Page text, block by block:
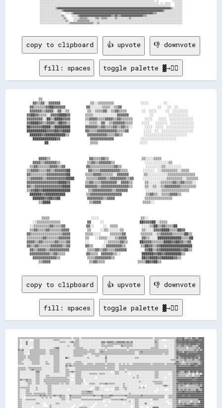
░░░░░░░░░░░░░░░░▒▒▓▓▓▓▓▓▓▓▓▓▓▓▓▓▓▓▓▓▓▓▓▓▓▓▓▓▓▓▓▓▓▓▓▓▓▓▓▓▓▓▓▓▓▓▓▓▓▓▓▓▓▓▓▓▓▓▓▓▓▓▓▓▓▓▓▓▓▓▓▓▓▓▓▓▓▓▓▓▓▓▓▓▓▓▓▓▓▓▓▓▓▓▓▓▓▓▓▓▓▓▓▓▓▓▓▓▓▓▓▓▓▓▓▓▒▒░░░░░░░░░░
░░░░░░░░░░░░░░░░░░░░░░▒▒▓▓▓▓▓▓▓▓▓▓▓▓▓▓▓▓▓▓▓▓▓▓▓▓▓▓▓▓▓▓▓▓▓▓▓▓▓▓▓▓▓▓▓▓▓▓▓▓▓▓▓▓▓▓▓▓▓▓▓▓▓▓▓▓▓▓▓▓▓▓▓▓▓▓▓▓▓▓▓▓▓▓▓▓▓▓▓▓▓▓▓▓▓▓▓▓▓▓▓▓▒▒░░░░░░░░░░░░░░░░░░
░░░░░░░░░░░░░░░░░░░░░░    ░░░░░░▒▒▓▓▓▓▓▓▓▓▓▓▓▓▓▓▓▓▓▓▓▓▓▓▓▓▓▓▓▓▓▓▓▓▓▓▓▓▓▓▓▓▓▓▓▓▓▓▓▓▓▓▓▓▓▓▓▓▓▓▓▓▓▓▓▓▓▓▓▓▓▓▓▓▓▓▓▓▓▓▓▓▒▒▒▒░░░░░░░░░░░░░░░░░░░░░░░░░░
░░░░░░░░░░░░░░░░░░░░░░▒▒░░      ░░░░░░▒▒▓▓▓▓▓▓▓▓▓▓▓▓▓▓▓▓▓▓▓▓▓▓▓▓▓▓▓▓▓▓▓▓▒▒▒▒▓▓▒▒▒▒▓▓▓▓▓▓▓▓▓▓▓▓▓▓▓▓▓▓▓▓▓▓▒▒▒▒░░░░░░░░░░░░░░░░░░░░░░░░░░░░░░░░░░░░
░░░░░░░░░░░░░░░░░░░░░░░░▒▒░░      ░░░░░░▒▒▒▒▒▒▒▒░░░░░░░░▒▒▒▒░░▒▒▒▒▒▒░░░░░░░░▒▒░░░░░░░░░░░░▒▒░░░░░░░░░░░░░░░░░░░░░░░░░░░░░░░░░░░░░░░░░░░░░░░░░░░░
░░░░░░░░░░░░░░░░░░░░░░░░░░▒▒░░    ░░░░▒▒▒▒▒▒▒▒▒▒▒▒░░░░░░░░░░░░░░░░░░░░░░░░░░░░░░░░░░░░░░░░░░░░░░░░░░░░░░░░░░░░░░░░░░░░░░░░░░░░░░░░░░░░░░░░░░░░░░
copy to clipboard 👍 upvote 👎 downvote
fill: spaces toggle palette ▓→✊🏽
          ▒▒
      ▓▓▒▒▓▓░░▓▓▓▓▓▓                    ▒▒░░▒▒▒▒▒▒▒▒                  ░░░░          ░░
    ▓▓▒▒▒▒▒▒▓▓██▓▓▓▓▓▓              ▓▓░░░░░░▒▒▒▒░░▒▒▓▓                        ░░    ░░  ░░
    ▓▓▓▓▓▓▒▒▓▓▓▓░░▓▓░░▒▒            ▒▒░░▒▒▒▒▓▓░░▒▒▓▓▒▒▒▒          ░░  ░░░░      ░░  ░░░░░░░░
  ▓▓██▓▓▒▒▒▒░░▓▓▓▓████▓▓          ▒▒▒▒░░░░░░░░░░░░▓▓▓▓▓▓              ░░          ░░░░░░░░░░
  ▓▓▓▓▓▓▓▓░░██▒▒████▓▓▓▓          ▒▒▓▓▓▓▒▒▒▒▓▓▓▓▒▒▓▓▒▒▒▒▒▒        ░░░░    ░░░░  ░░░░░░░░░░░░
  ▓▓████▓▓▒▒▓▓▓▓▒▒██▓▓▒▒          ░░▒▒▒▒░░▓▓░░▒▒▓▓▓▓▓▓▒▒▒▒      ░░░░    ░░░░░░  ░░░░░░░░░░░░
  ██▓▓▓▓▓▓████▒▒████████          ▓▓▓▓▓▓▒▒▓▓▒▒▒▒▓▓▒▒▓▓▒▒░░        ░░░░  ░░░░  ░░░░░░░░░░░░░░
  ██████████▓▓▓▓██▓▓████          ▓▓▒▒▒▒▓▓▓▓▓▓▓▓▓▓▒▒▒▒▓▓          ░░░░  ░░  ░░░░░░░░░░░░░░░░
    ██████▓▓██████████▒▒            ▓▓▓▓▓▓▓▓▓▓▒▒▒▒▓▓▒▒              ░░░░░░░░░░░░░░░░░░░░░░
      ████████████▓▓                    ▓▓▓▓▓▓▓▓▓▓▓▓                  ░░░░░░░░░░░░░░░░░░
              ██                            ▒▒▒▒                            ░░░░
          ▓▓▓▓▒▒                          ▓▓▒▒▒▒▓▓▒▒                      ▒▒░░░░▒▒▒▒
      ▓▓▓▓▒▒▓▓▓▓▓▓▒▒                  ▒▒▓▓▒▒▓▓▓▓▓▓▒▒                    ░░░░░░░░░░░░▒▒
    ▒▒▓▓▒▒▒▒▒▒▓▓▓▓▒▒▓▓              ▓▓▒▒▒▒▒▒▒▒▒▒▒▒▓▓▒▒                ░░░░░░░░▒▒░░░░░░░░
  ▒▒▓▓▓▓▒▒▒▒▓▓▒▒▓▓▓▓▓▓██            ▓▓▒▒▒▒▓▓▓▓▓▓▓▓▓▓▒▒▒▒          ░░░░░░  ░░▒▒▒▒▒▒▒▒░░▒▒▒▒
  ▓▓▒▒▒▒▒▒▒▒▓▓▓▓▓▓▓▓▓▓██          ▒▒▒▒▓▓▓▓▒▒▒▒▒▒░░▓▓▓▓▓▓          ▒▒░░░░░░░░░░▒▒▒▒▒▒▒▒▒▒▒▒▒▒
  ▒▒▓▓▓▓▓▓▒▒▓▓▓▓▓▓▓▓▓▓████        ▒▒▒▒▒▒▓▓▓▓▒▒▓▓▓▓▓▓▓▓▒▒▓▓      ░░░░░░░░░░░░▒▒▒▒▒▒▒▒░░▒▒▒▒▒▒
  ▓▓▓▓▓▓▓▓▓▓▓▓▓▓▓▓████▓▓          ▒▒▓▓▒▒▒▒▓▓▓▓▓▓▓▓░░▓▓▓▓▒▒        ▒▒░░░░░░▒▒▒▒▒▒▓▓▒▒▓▓▒▒▒▒░░
  ▓▓▒▒▓▓▓▓▓▓▓▓▓▓▓▓▓▓████          ▓▓▓▓▓▓▒▒▓▓▓▓▓▓▓▓▓▓▓▓▓▓▒▒        ▒▒░░▒▒░░▒▒▓▓▓▓▓▓▓▓▒▒▒▒▒▒▒▒
  ▒▒▓▓██▓▓██████████████            ▒▒▓▓▓▓▓▓▓▓▓▓▒▒▓▓▓▓▓▓            ░░░░░░░░▒▒▒▒▒▒▒▒▒▒▒▒▒▒
    ██████▓▓██████████              ▒▒▓▓▓▓▓▓▓▓▓▓▓▓▓▓▓▓                ▒▒▓▓▒▒░░▒▒▒▒▓▓▓▓▒▒
      ██████▓▓██▓▓██                  ▓▓▓▓▓▓▓▓▒▒▓▓▓▓                    ▒▒▒▒▒▒▒▒▒▒▒▒▒▒
          ▒▒████                          ▒▒▓▓▓▓                            ▒▒▒▒░░
            ▒▒▒▒                            ░░░░                            ▒▒░░
      ░░▒▒▒▒▒▒▒▒▒▒▒▒                  ▓▓      ░░                        ██▓▓▓▓██░░▒▒▒▒
    ░░▒▒▒▒▒▒▒▒▓▓▒▒▒▒▓▓              ▓▓░░      ░░  ▒▒▒▒                ░░░░▒▒██▒▒▓▓▒▒▒▒██
    ▒▒▓▓▒▒▒▒▓▓▒▒▒▒▒▒▓▓▓▓            ▒▒      ░░▒▒░░░░░░▒▒            ▒▒░░░░▓▓▓▓████▒▒▒▒██▓▓
  ▓▓▒▒▒▒▒▒▒▒▒▒▒▒▒▒▒▒▓▓▓▓          ▒▒▒▒░░░░      ▒▒▒▒▒▒▓▓          ▒▒▒▒▒▒░░▒▒▓▓▓▓▓▓▒▒▒▒▒▒██▒▒
  ▒▒▒▒▒▒▒▒▓▓▒▒▒▒▒▒▓▓▓▓▓▓          ▒▒    ░░▒▒▒▒░░░░▒▒▓▓▓▓          ▓▓▒▒░░░░████████████▒▒▒▒██
  ▓▓▓▓▒▒▓▓▒▒▒▒▒▒▓▓▒▒▒▒▓▓          ░░          ░░▒▒▒▒▒▒▓▓▒▒        ██▓▓▓▓▒▒▒▒▒▒████▓▓██▓▓▒▒▓▓
  ▓▓▒▒▓▓▒▒▒▒▒▒▓▓▓▓▓▓▒▒▓▓          ▓▓▒▒      ░░▓▓▓▓▓▓▓▓▒▒          ▒▒██▓▓▒▒▓▓████████████████
    ▓▓▒▒▓▓▓▓▒▒▓▓▓▓▓▓▓▓▓▓            ▒▒▒▒▓▓▒▒▓▓▒▒▒▒▓▓▓▓▓▓            ▓▓██▒▒▓▓██████████▓▓██▒▒
    ▓▓▓▓▓▓▓▓▓▓▒▒▓▓▒▒▒▒              ▓▓▒▒▒▒  ▓▓▓▓▓▓▒▒░░              ██████▓▓██▓▓████████▒▒
      ▓▓▓▓▓▓▓▓▓▓▓▓▒▒                  ▒▒▒▒▓▓▓▓▓▓▓▓▒▒                  ██▓▓████▓▓██████▓▓▒▒
copy to clipboard 👍 upvote 👎 downvote
fill: spaces toggle palette ▓→✊🏽
▒▒▒▒▒▒▒▒▒▒▒▒▒▒▒▒▒▒▒▒▒▒▒▒▒▒▒▒▒▒▒▒▒▒▒▒▒▒▒▒▒▒▒▒▒▒▒▒▒▒▒▒▒▒░░▒▒▒▒▒▒░░▒▒▒▒▒▒▒▒▒▒▒▒▒▒▒▒▒▒▒▒▒▒▒▒▒▒▒▒▒▒▒▒▒▒▒▒▒▒▒▒▒▒▒▒▒▒▒▒▒▒▒▒▒▒▒▒▒▒▒▒▒▒▒▒▒▒▒▒▒▒▒▒░░▒▒▒▒▒▒▒▒▒▒▒▒▒▒▒▒▒▒▒▒▒▒▓▓▓▓▓▓██▒▒▒▒▓▓▒▒██▓▓▒▒██████
▒▒  ░░░░░░░░    ▒▒▒▒▒▒░░░░░░░░░░░░░░▒▒▒▒▒▒░░░░░░░░░░░░░░░░▒▒▒▒░░░░░░░░░░░░░░░░░░░░░░░░░░░░░░░░░░░░░░░░░░░░░░░░░░░░░░░░░░░░░░░░░░░░░░░░░░░░▒▒▒▒░░░░    ░░░░░░░░▒▒██▓▓▓▓██▓▓██▓▓▓▓▓▓████▓▓▓▓██
▒▒░░░░░░▓▓░░░░░░▒▒▒▒▒▒░░░░░░░░░░░░░░░░░░░░▒▒▒▒▒▒░░░░▒▒▓▓▒▒▒▒▒▒░░░░░░░░░░░░░░░░░░░░░░▓▓▓▓▒▒▓▓▓▓▓▓▒▒▒▒▓▓▓▓▓▓▓▓▒▒▓▓▒▒▓▓░░░░░░░░░░░░░░░░░░░░░░▓▓▒▒░░░░░░░░░░░░░░░░▒▒████████████████████████████
▒▒░░░░░░▓▓░░░░░░▒▒▒▒▒▒░░░░░░░░░░░░░░░░░░░░░░░░░░░░░░░░░░▒▒▒▒▒▒░░░░░░░░░░░░░░░░░░░░░░▒▒▒▒░░▒▒▒▒▒▒▒▒▒▒▒▒▒▒▒▒▒▒▒▒▒▒▒▒▒▒░░░░░░░░░░░░░░░░░░░░░░▒▒▒▒░░░░░░░░░░░░░░░░▒▒▓▓▓▓▓▓██▓▓██▓▓██████▓▓▓▓████
▒▒  ░░░░░░░░░░░░▒▒▒▒▒▒░░░░░░░░░░░░░░░░░░░░░░░░░░░░▒▒░░░░▒▒▒▒▒▒░░░░░░░░░░░░░░░░░░░░░░▒▒▒▒▒▒▒▒▒▒▒▒░░░░░░░░▓▓▒▒▒▒▒▒▒▒▒▒░░░░░░░░░░░░░░░░░░░░░░▒▒▒▒░░░░░░  ░░░░░░░░▒▒▓▓▒▒▓▓▓▓▒▒▒▒▓▓▓▓▒▒▒▒▒▒██████
▒▒░░░░░░░░░░  ░░▒▒▒▒▒▒░░░░░░░░░░░░░░▒▒▓▓▓▓░░░░░░░░░░░░░░░░▒▒▒▒▒▒▒▒░░░░░░░░░░░░░░░░░░░░░░▒▒░░░░░░░░░░░░░░░░░░░░▒▒░░░░░░░░░░░░░░░░░░░░░░▒▒▒▒▒▒▒▒░░░░░░░░░░░░░░░░▒▒▒▒▒▒▒▒▒▒▒▒░░▒▒▒▒▒▒▒▒▓▓▒▒████
▓▓▒▒▓▓░░░░░░▒▒▒▒▒▒▒▒▒▒▒▒▒▒▒▒░░░░▒▒▒▒▒▒▒▒▒▒░░░░░░░░░░░░░░▒▒▒▒▒▒▒▒▒▒▒▒▒▒░░▒▒▒▒▒▒░░░░▒▒▒▒▒▒░░▒▒▒▒▒▒▒▒▒▒▒▒▒▒▒▒▒▒▒▒░░▒▒▒▒▒▒▒▒▒▒▒▒▒▒▒▒▒▒▒▒▒▒▒▒▒▒▒▒▒▒▒▒▒▒▒▒▒▒▒▒░░░░░░▒▒▓▓▒▒▒▒▒▒▒▒▒▒▒▒▒▒▒▒▓▓▒▒▓▓▒▒██
▒▒▒▒▒▒░░░░░░▒▒▒▒▒▒▒▒▒▒▒▒▒▒▒▒░░░░▒▒▒▒▒▒▒▒▒▒░░░░░░░░░░░░░░▒▒▒▒▒▒▒▒▒▒▒▒▒▒▒▒▒▒▒▒▒▒░░░░▒▒▓▓▒▒▒▒▒▒▒▒▒▒▒▒▒▒▒▒▒▒▒▒▒▒▒▒▒▒▒▒▒▒▒▒░░░░▒▒▓▓▒▒▒▒▒▒▒▒▒▒▒▒▒▒▒▒▒▒▒▒▒▒▒▒▒▒░░░░░░▒▒██▓▓▓▓▒▒██▓▓▓▓▓▓▓▓▓▓▓▓██████
▒▒▒▒▒▒░░░░  ▒▒▒▒▒▒▒▒▒▒▒▒▒▒▒▒░░░░▒▒▒▒▒▒▒▒▒▒░░░░░░░░░░░░░░▒▒▒▒▒▒▒▒▒▒▒▒▒▒░░░░▒▒▒▒▒▒▒▒▒▒▒▒▒▒▒▒▒▒▒▒▒▒▒▒▒▒▒▒▒▒▒▒▒▒▒▒▒▒▒▒▒▒▒▒░░░░▒▒▒▒▒▒▒▒▒▒▒▒▒▒▒▒▒▒▒▒▒▒▒▒░░▒▒▒▒░░░░░░▒▒██████████▓▓████████████████
▒▒▒▒▒▒▒▒░░▒▒▒▒▒▒▒▒▒▒▒▒░░░░░░░░░░░░░░▒▒▒▒▒▒░░░░░░░░░░░░░░▒▒▒▒▒▒▒▒▒▒░░░░░░░░░░░░▒▒▒▒░░░░░░▒▒░░░░░░░░░░░░░░░░░░░░░░░░░░░░░░░░░░░░░░░░░░░░░░░░░░░░░░░░░░░░░░░░░░░░▒▒▓▓▓▓████████████████▓▓▓▓████
▒▒▒▒▒▒▒▒░░▒▒▒▒▒▒▒▒▒▒▒▒░░░░░░░░░░░░░░▒▒▒▒▒▒░░░░░░██▒▒░░░░░░░░░░░░░░░░░░▒▒░░░░░░░░░░░░░░░░▓▓░░░░░░░░░░░░░░░░░░░░░░░░░░░░▒▒▒▒░░░░░░░░░░░░░░░░░░░░░░░░░░░░░░░░░░░░▒▒██▒▒▓▓▓▓██▓▓██▓▓██▓▓██▒▒████
▒▒▒▒▒▒░░░░░░▒▒▒▒▒▒▒▒▒▒░░░░░░░░░░░░░░▒▒▒▒▒▒░░░░░░░░░░░░░░░░░░░░░░░░░░░░░░░░░░░░░░░░░░░░░░▒▒░░░░░░░░░░░░░░░░░░░░░░░░░░░░░░░░░░░░░░░░░░░░░░░░░░░░░░░░░░░░░░░░▒▒▒▒▒▒▒▒▒▒▒▒▒▒▓▓▒▒▒▒▒▒▓▓▒▒▒▒▓▓████
▒▒▒▒░░░░░░░░░░▒▒▒▒▒▒▒▒░░░░░░▒▒░░░░░░▒▒▒▒▒▒░░░░░░░░░░░░░░░░▒▒▒▒▒▒░░░░░░░░░░░░░░░░░░░░░░░░▒▒░░░░░░░░░░░░░░░░░░░░░░░░░░░░░░░░░░░░░░░░░░░░░░░░░░░░░░░░░░░░░░░░░░░░▒▒██▒▒▒▒░░▒▒▒▒▒▒▒▒▒▒▒▒▒▒▒▒▓▓██
▒▒▒▒▒▒░░░░░░░░▒▒▒▒▒▒▒▒░░░░░░▒▒▒▒░░░░▒▒▒▒▒▒░░░░░░▒▒▒▒▒▒░░▒▒▒▒▒▒▒▒▒▒░░░░▒▒▒▒▒▒░░▒▒▒▒▒▒▒▒▒▒░░▒▒▒▒▒▒▒▒░░░░▒▒░░▒▒░░▒▒░░░░▒▒▒▒▒▒▒▒▒▒▒▒▒▒▒▒▒▒░░▒▒▒▒▒▒▒▒▒▒▒▒░░▒▒▒▒▒▒▒▒▓▓▓▓▓▓▒▒▒▒▒▒▓▓▒▒▓▓▓▓██▓▓▒▒▓▓██
░░░░░░░░░░░░░░░░░░░░░░░░░░░░░░░░░░░░▒▒▒▒▒▒░░░░░░▓▓▒▒▓▓▒▒▒▒▒▒▒▒▒▒▒▒▒▒▒▒▒▒▒▒▒▒▒▒▒▒▒▒▒▒▒▒▒▒▒▒▒▒▒▒▒▒▒▒░░░░▒▒▒▒▒▒▒▒▒▒▒▒▒▒▒▒▒▒▒▒▒▒▒▒▒▒▒▒▒▒▒▒▒▒▒▒▒▒▒▒▒▒▒▒▒▒▒▒▒▒▒▒▒▒▒▒▒▒██▓▓▓▓▓▓▓▓▓▓▓▓████▓▓▓▓██████
▒▒▒▒▒▒▒▒░░▒▒▒▒▒▒▒▒▒▒▒▒▒▒░░░░░░░░░░░░▒▒▒▒▒▒░░░░░░▒▒░░░░░░░░▒▒▒▒▒▒▒▒▒▒▒▒▒▒▒▒▒▒▒▒▒▒▒▒▒▒▒▒▒▒░░▒▒▒▒▒▒▒▒░░░░▒▒▒▒▒▒▒▒▒▒▒▒▒▒▒▒▒▒▒▒▒▒▒▒▒▒▒▒▒▒▒▒▒▒▒▒▒▒▒▒▒▒▒▒▒▒▒▒▒▒▒▒▒▒▒▒▒▒████████████████████████████
▒▒▒▒▒▒▒▒░░░░▒▒▓▓▒▒▒▒▒▒▒▒░░░░░░░░░░░░▒▒▒▒▒▒░░░░░░▒▒▒▒░░░░░░▒▒▒▒▒▒▒▒▒▒▒▒▒▒▒▒▒▒▒▒▒▒▒▒▒▒▒▒▒▒▒▒▒▒▒▒▒▒▒▒░░░░▒▒▒▒▒▒░░▒▒▒▒▒▒▒▒▒▒▒▒▒▒▒▒▒▒▒▒▒▒▒▒▒▒▒▒▒▒▒▒▒▒▒▒▒▒▒▒▒▒▒▒▒▒▒▒▒▒████████████████████████████
▒▒░░░░░░░░░░░░░░░░▓▓▓▓░░░░░░░░░░░░░░▒▒▒▒▒▒░░░░░░▒▒▒▒▒▒▓▓▒▒▒▒▒▒▒▒░░░░░░░░░░░░░░░░░░░░░░░░░░░░░░  ░░▒▒▒▒░░░░░░▒▒░░░░░░░░░░░░░░░░░░░░░░░░░░░░▒▒▒▒░░░░░░░░░░░░░░▒▒▒▒██▓▓▒▒▒▒██▓▓▒▒██▓▓██▒▒██████
▒▒░░░░░░░░░░░░░░░░▒▒▒▒░░░░░░░░░░░░░░░░░░░░░░░░░░▒▒▒▒░░░░░░▒▒▒▒▒▒░░░░░░░░▒▒▒▒▒▒▒▒░░▒▒▒▒▒▒░░░░░░░░░░▒▒▒▒░░░░░░░░░░  ░░░░░░░░░░░░░░░░░░░░░░░░▒▒▒▒░░░░░░░░░░  ░░▒▒▒▒▓▓▒▒▒▒▒▒▒▒▒▒░░▒▒░░▒▒░░▒▒░░██
▒▒░░░░░░░░░░░░░░░░▒▒▒▒░░░░░░▒▒▒▒░░░░░░░░░░░░░░░░▒▒▒▒░░  ░░▒▒▒▒▒▒░░░░░░░░░░░░░░░░░░░░░░░░░░░░░░░░░░░░░░░░░░░░░░░░░░░░░░░░▒▒░░░░░░░░░░░░░░░░▒▒▒▒░░░░░░░░░░░░░░▒▒▒▒▓▓▒▒▒▒▒▒▒▒░░▒▒▒▒░░▒▒▒▒▒▒████
▒▒░░░░░░░░░░░░░░░░▒▒▒▒░░░░░░▒▒▒▒▒▒▒▒▒▒▒▒▒▒▒▒▒▒▒▒▒▒░░░░░░░░▒▒▒▒▒▒░░░░░░░░░░░░░░  ░░░░░░░░░░░░░░░░░░░░░░░░░░░░░░░░░░░░▒▒░░▒▒░░░░░░░░░░░░░░░░▒▒▒▒░░░░░░  ░░░░░░▒▒▒▒▓▓▓▓▓▓▓▓▓▓▓▓▓▓▓▓██▓▓▓▓██████
▒▒▓▓▒▒▒▒▓▓▒▒▒▒░░░░▒▒▒▒░░░░▒▒▒▒▒▒▒▒▒▒▒▒▒▒▒▒▒▒▒▒▒▒▒▒▒▒░░  ░░▒▒▒▒▒▒▒▒  ░░░░░░░░░░░░░░░░░░░░░░░░░░░░░░░░░░░░░░░░░░░░░░░░░░░░░░░░░░░░░░░░░░░░░░░░░░░░░░░░░░░░░░░░▒▒▒▒████████████████▓▓▓▓████████
▒▒░░░░░░▒▒▒▒▒▒░░░░▒▒▒▒░░░░▒▒▒▒▒▒▒▒▒▒▒▒▒▒▒▒▒▒▒▒▒▒▒▒▒▒░░░░░░▒▒▒▒▒▒▒▒  ░░░░░░░░░░░░░░░░░░░░░░░░░░░░░░░░░░░░░░░░░░░░░░░░░░░░░░▒▒░░░░░░░░░░░░▒▒▒▒▒▒▒▒▒▒░░░░░░░░░░▒▒▒▒▓▓██████████████████████████
▒▒░░░░░░░░▒▒▒▒░░░░▒▒▒▒░░░░░░▒▒▒▒▒▒▒▒▒▒▒▒▒▒░░▒▒░░▒▒▒▒░░░░░░▒▒▒▒▒▒░░░░  ░░▒▒▒▒▒▒░░░░▒▒▒▒▒▒▓▓▒▒▒▒▒▒▒▒░░░░░░░░▒▒░░░░░░░░░░░░░░░░░░░░░░░░░░░░░░▒▒▒▒▒▒▒▒░░░░░░░░░░▒▒▒▒██▓▓▓▓▓▓██▓▓▓▓██▓▓▓▓▓▓██▓▓██
▒▒░░░░░░░░▒▒░░░░░░░░░░░░░░░░░░▒▒▒▒░░░░░░░░░░░░░░░░░░░░░░░░░░░░░░░░░░░░░░░░░░░░░░░░░░  ░░░░░░░░░░░░░░░░░░░░▒▒░░░░░░░░░░░░░░░░  ░░  ░░░░░░░░░░░░░░░░▒▒▓▓▒▒░░░░▒▒▒▒▓▓▒▒▓▓▒▒▒▒░░▒▒▒▒▒▒▒▒▒▒▓▓▒▒██
▒▒▒▒▒▒▒▒▒▒▒▒░░░░░░▒▒░░░░░░░░░░▒▒▒▒░░░░░░░░░░░░░░░░░░░░░░░░░░░░░░░░░░░░░░░░  ░░▒▒▒▒░░░░░░░░░░░░░░░░▒▒▒▒░░░░▒▒▒▒░░░░░░░░░░░░▒▒░░▒▒░░░░░░░░░░░░░░░░░░░░░░░░░░░░▒▒▒▒▓▓▒▒▒▒▒▒▒▒▒▒▒▒▒▒▒▒▒▒▒▒▒▒████
▒▒░░░░░░▒▒▒▒░░░░░░▒▒░░░░░░░░░░▒▒▒▒░░░░░░░░░░░░░░░░  ░░░░░░░░░░░░░░░░░░░░  ░░░░▒▒▒▒░░░░░░    ░░  ░░▒▒▒▒░░░░░░▒▒░░░░░░░░░░░░░░░░░░░░░░░░░░░░░░  ░░░░░░    ░░░░▒▒▒▒██▒▒▓▓▒▒▓▓▒▒▓▓▒▒▒▒▒▒██▒▒▒▒██
▒▒░░░░░░▒▒▒▒░░░░░░░░░░░░░░░░░░▒▒▒▒░░░░░░░░░░░░░░░░░░░░░░░░░░░░░░▒▒▒▒▒▒▓▓▓▓▒▒░░░░░░░░░░░░░░░░░░░░░░░░░░░░░░░░░░░░░░░░░░░░░░░░░░░░░░░░░░░░░░  ░░░░░░░░░░░░░░░░▒▒▒▒▓▓▓▓▓▓██▓▓▓▓▓▓▓▓▓▓▓▓████▓▓██
▒▒░░░░░░▒▒▒▒▒▒░░▒▒▒▒▒▒▒▒▒▒▒▒░░▒▒▒▒░░░░░░░░░░░░░░░░░░░░░░░░░░░░░░▒▒▒▒▒▒▒▒▒▒▒▒░░░░░░░░░░░░░░░░░░░░░░░░░░░░░░░░░░░░▒▒░░░░░░░░░░░░░░░░░░░░░░░░░░░░░░░░░░░░░░░░░░▒▒▒▒████████████████████████████
▒▒░░░░░░▒▒▒▒▒▒▒▒▒▒▒▒▒▒▓▓▒▒▓▓▒▒▒▒▒▒▒▒▓▓▒▒▒▒▓▓▒▒▒▒░░░░▓▓▒▒▒▒▒▒▒▒▒▒▒▒▒▒▒▒▒▒▒▒▒▒▓▓▒▒▒▒▒▒▓▓▒▒▒▒▒▒▓▓▓▓▒▒▒▒▒▒▒▒▒▒▒▒▓▓▒▒▒▒▒▒▒▒▒▒▒▒▒▒▓▓▒▒▒▒▒▒▒▒▒▒▒▒▒▒▒▒▒▒▒▒▒▒░░░░▒▒▒▒▒▒▒▒██████▓▓████▓▓██████████████
▒▒░░░░  ░░░░░░░░░░░░░░░░▒▒░░▒▒░░▒▒░░░░░░░░▒▒▒▒▒▒░░░░▒▒▒▒▒▒▒▒▒▒▒▒░░░░░░░░░░░░░░░░░░░░▒▒▒▒▒▒▒▒▒▒░░░░░░░░░░░░░░░░▒▒▒▒▒▒▒▒▒▒▒▒▒▒▒▒▒▒▒▒▒▒▒▒▒▒▒▒▒▒▒▒▒▒▒▒▒▒  ░░▒▒▒▒▒▒▒▒████████████████████████████
▒▒▒▒░░░░▒▒▒▒▒▒▒▒▒▒░░░░░░░░░░░░░░░░░░░░░░░░░░▒▒▒▒░░░░▒▒░░░░░░░░░░▒▒▒▒▒▒▒▒▒▒▒▒▒▒▒▒▒▒▒▒▒▒░░░░░░░░▒▒▒▒▒▒▒▒▒▒▓▓▒▒▒▒░░░░░░░░▒▒▒▒░░░░░░░░░░░░  ▒▒▒▒▒▒░░░░░░░░░░░░░░▒▒▒▒▓▓▒▒▒▒▒▒▒▒▒▒▒▒▒▒▒▒▒▒▒▒██████
▒▒▒▒░░░░░░░░░░░░░░░░░░░░░░░░░░░░░░░░░░░░░░░░░░░░░░  ░░░░░░░░░░░░░░░░░░░░░░░░░░░░░░░░░░  ░░░░  ░░░░░░░░░░░░░░░░░░▒▒  ░░▒▒▒▒░░░░░░░░░░░░░░░░░░░░░░░░░░░░  ░░░░▒▒▒▒▓▓░░▒▒▒▒▒▒▒▒▒▒░░▒▒▒▒▒▒░░████
▒▒▒▒░░░░░░░░░░░░░░▒▒▒▒░░░░  ░░░░░░░░░░▒▒▒▒░░░░░░░░░░░░░░░░░░░░░░  ░░░░░░░░░░░░  ░░░░░░░░░░░░░░░░░░░░░░░░░░  ░░░░░░░░░░▒▒▒▒░░░░░░▓▓░░░░  ░░░░░░░░░░░░░░░░  ░░▒▒▒▒▓▓▒▒▓▓▒▒▓▓▒▒▒▒▓▓▓▓▒▒▓▓▓▓████
▒▒▒▒░░░░░░░░░░░░░░░░░░░░░░    ░░▒▒░░░░░░░░░░░░░░░░░░░░░░  ░░░░  ░░░░░░░░░░░░  ░░░░░░░░░░  ░░░░░░░░░░░░░░░░░░░░░░░░  ░░▒▒▒▒░░░░░░░░░░░░░░░░░░░░░░░░░░░░░░░░░░▒▒▒▒▓▓▓▓▓▓▓▓████████▓▓▓▓▓▓██████
▒▒▒▒░░░░░░░░░░  ░░░░░░░░░░░░░░░░▒▒░░░░░░░░░░░░░░░░░░░░  ░░░░░░▒▒▒▒▒▒▒▒░░░░  ░░░░░░░░░░░░░░░░░░░░░░░░░░░░░░░░░░░░░░  ░░▒▒▒▒░░  ░░░░  ░░░░▓▓▓▓▓▓░░░░░░░░░░░░░░▒▒▒▒████████████████████████████
▒▒░░░░░░░░░░░░░░░░░░░░░░░░░░░░░░▒▒░░░░░░░░░░░░░░░░░░░░░░░░░░░░░░░░░░░░░░░░░░░░░░░░░░░░░░░░░░░░░░░░░░░░░░░░░░░░░░░░░░▒▒▒▒▒▒▒▒▓▓▒▒▒▒▓▓▓▓▒▒▒▒▒▒▒▒░░░░▓▓▒▒▒▒░░░░▒▒▒▒▓▓▓▓▓▓▓▓▓▓▓▓▓▓▓▓▓▓██████████
▒▒░░░░░░░░░░░░░░░░░░░░░░░░░░░░░░░░░░░░░░░░░░░░░░░░░░░░░░░░░░░░░░░░░░░░░░░░░░░░░░░░░░░░░░░░░░░░░░░░░░░░░░░░░░░░▒▒░░░░▒▒▒▒▒▒▒▒▒▒▒▒▒▒▒▒▒▒▒▒▒▒▒▒▒▒░░░░▒▒▒▒▒▒░░░░▒▒▒▒▓▓▒▒▓▓██████▒▒▒▒▓▓▓▓▒▒▒▒▒▒██
▒▒░░░░░░░░▒▒▒▒▒▒▒▒▒▒▒▒▒▒▒▒▒▒▒▒▒▒▒▒▒▒▒▒░░░░▒▒▒▒▓▓▒▒▒▒░░░░░░░░░░░░░░░░░░░░░░░░░░░░▒▒▒▒▒▒▒▒▒▒▒▒▒▒▒▒░░░░░░▒▒▒▒▒▒░░░░  ░░▒▒▒▒▒▒▒▒▒▒▒▒▒▒▒▒▒▒▒▒▒▒▒▒▒▒░░░░▒▒▒▒▒▒░░░░▒▒▒▒▓▓▒▒▒▒▒▒▒▒░░▒▒▒▒▒▒▒▒▒▒▒▒████
▒▒░░░░░░░░░░░░░░░░░░░░░░░░░░░░░░░░░░░░░░░░░░░░  ░░░░░░░░░░░░░░░░░░░░░░░░░░░░░░░░▒▒░░░░░░░░░░░░▒▒▒▒▒▒▒▒░░░░░░░░▒▒░░░░▒▒▒▒▒▒░░░░░░░░░░░░░░░░▒▒▒▒░░  ░░▒▒▒▒  ░░░░▒▒▓▓▒▒░░▒▒▒▒▒▒▒▒▓▓▒▒▒▒▒▒▒▒████
▒▒░░░░░░░░░░░░░░░░░░░░░░░░░░░░  ░░░░░░░░░░░░░░░░  ░░░░░░░░░░░░░░░░░░░░░░░░░░░░░░▒▒░░  ░░░░░░░░░░░░░░░░░░░░░░░░░░░░  ░░▒▒▒▒░░░░░░▒▒▒▒░░░░░░░░░░░░░░░░▒▒▒▒░░░░░░▒▒▓▓▒▒▓▓▓▓▓▓▓▓▓▓▓▓▓▓▓▓██▓▓████
▒▒░░░░  ░░░░░░░░░░░░░░░░░░░░░░░░░░░░░░░░░░░░  ░░░░░░░░░░░░░░▒▒░░░░░░░░░░  ░░▒▒▒▒▒▒░░░░░░░░░░░░░░░░░░░░░░░░░░░░░░░░░░  ░░░░░░░░░░░░░░░░░░░░░░░░░░░░░░▒▒▒▒░░░░░░▒▒██████████████▓▓████████████
▒▒░░░░░░░░░░░░░░░░░░░░░░░░░░░░░░░░░░░░░░░░░░░░░░░░  ░░░░░░▒▒▒▒▒▒░░░░░░▒▒▒▒▒▒▒▒▒▒▒▒░░░░░░░░░░░░  ░░░░░░░░░░░░░░░░░░░░░░░░░░  ░░░░░░░░░░  ░░▒▒▒▒░░░░░░▒▒▒▒░░░░░░▒▒████████████████████████████
▒▒░░░░░░░░░░░░░░░░░░░░░░░░░░░░░░░░░░░░░░░░░░░░░░░░░░░░░░░░▓▓▒▒▒▒▒▒░░░░▒▒▒▒▒▒▒▒▒▒▒▒▒▒░░░░░░░░░░░░░░░░░░░░░░░░░░░░░░░░░░░░░░░░░░░░░░░░░░▒▒▓▓▒▒▒▒░░░░▒▒▒▒▒▒░░░░▒▒▒▒██▓▓▓▓▓▓▓▓▓▓████████████████
▒▒▒▒▒▒▒▒▒▒▒▒▒▒▒▒▒▒▓▓▒▒░░░░░░  ░░░░░░░░░░░░░░░░░░░░░░░░░░░░▒▒▒▒▒▒▒▒░░░░▒▒▒▒▒▒▒▒▒▒▒▒▒▒▒▒▓▓▓▓░░░░▒▒▒▒▒▒▒▒░░░░░░░░░░▒▒░░░░▒▒░░▒▒▒▒░░░░░░▒▒░░▒▒▒▒▒▒▒▒▓▓▒▒▒▒▒▒░░░░▒▒▒▒████████████████████████████
▒▒▒▒░░░░▒▒░░░░▒▒░░░░▒▒░░░░░░  ░░░░▒▒▒▒▒▒▒▒▒▒▒▒▒▒░░░░░░░░░░▒▒▒▒░░░░    ▒▒▒▒░░░░░░░░▒▒▒▒▒▒▒▒░░░░▒▒▒▒▒▒▒▒░░░░░░░░░░░░░░░░░░░░░░▒▒▒▒▒▒▒▒▒▒▒▒▒▒▒▒▒▒▒▒▒▒▒▒▒▒▒▒░░  ▒▒▒▒▒▒▒▒░░▒▒▒▒▒▒░░▒▒▒▒░░▒▒░░████
░░░░▒▒░░░░░░░░░░░░░░▒▒░░░░░░░░░░░░▒▒▒▒▒▒▒▒▒▒▒▒▒▒▒▒▒▒░░░░░░▒▒▒▒░░░░░░░░▒▒░░░░░░░░░░▒▒░░░░▒▒  ░░▒▒▒▒▒▒▒▒░░░░░░▒▒░░░░░░░░░░░░░░▒▒▒▒▒▒▒▒▒▒░░▒▒▒▒▒▒░░  ░░░░    ░░░░▒▒▓▓▒▒▒▒██▒▒▓▓▒▒▒▒▒▒▓▓▒▒▒▒▓▓██
▒▒░░░░░░▒▒░░░░░░▒▒░░▒▒░░░░░░░░░░░░░░░░░░░░░░░░░░▒▒▒▒░░░░░░▒▒▒▒▒▒░░▒▒▓▓▒▒▒▒▒▒▒▒▒▒▒▒▒▒▒▒▒▒▒▒▒▒▒▒▒▒░░▒▒▒▒░░░░░░▒▒▒▒▒▒▒▒▒▒▒▒▒▒▒▒▒▒  ░░░░  ░░░░▒▒▒▒░░░░░░░░░░░░░░░░▒▒██▓▓▓▓▓▓▓▓▓▓▓▓▓▓▓▓▓▓▓▓▓▓████
▒▒░░░░░░██▒▒░░░░▒▒▒▒▒▒░░░░░░░░░░░░  ░░▒▒▒▒▒▒░░░░  ░░░░░░░░▒▒▒▒▓▓▒▒▒▒▒▒▒▒▒▒▒▒▒▒▒▒▒▒▒▒▒▒▒▒▒▒▒▒▒▒▒▒▒▒▒▒▒▒░░░░░░░░  ░░░░░░░░░░░░░░░░░░░░░░░░░░░░░░░░░░  ░░░░  ░░░░▒▒████████████████████████████
▒▒░░░░░░░░░░░░░░░░░░▒▒░░░░░░░░░░░░░░░░    ░░░░░░  ░░░░░░░░▒▒▒▒▒▒▒▒▒▒  ░░░░░░▒▒░░░░░░░░░░▒▒░░░░▒▒░░▒▒▒▒░░░░░░░░░░░░░░░░░░░░░░░░░░░░░░░░░░░░░░░░░░░░░░░░░░░░░░░░▒▒██▓▓██▓▓██████▓▓▓▓▓▓▓▓▓▓████
▒▒░░░░░░░░░░░░░░░░▒▒▒▒░░░░░░░░░░░░░░░░░░░░░░░░░░░░░░░░░░░░▒▒▒▒░░░░▒▒░░▒▒▓▓▒▒▒▒▒▒▓▓▓▓▒▒▒▒▒▒░░▒▒▒▒░░▒▒▒▒░░░░░░░░░░░░░░░░      ░░░░░░░░  ░░░░▓▓▓▓░░░░░░░░░░░░░░░░▒▒▓▓▓▓▓▓▒▒▓▓▒▒▓▓▓▓▓▓▓▓▓▓▒▒████
▒▒▒▒▒▒░░░░░░▒▒▒▒▒▒▒▒▒▒░░░░░░░░░░░░░░░░▒▒░░░░░░░░░░░░░░░░░░▒▒░░░░▒▒▒▒░░▒▒▒▒░░░░░░░░░░░░▒▒▒▒░░▒▒▒▒░░▒▒▒▒▓▓▒▒░░░░░░▓▓▓▓▓▓▓▓▓▓▓▓▓▓▓▓▓▓▓▓▓▓▓▓▓▓▒▒▒▒▒▒▓▓▓▓▓▓▓▓▓▓▓▓▓▓▒▒▓▓▒▒▒▒░░▒▒▒▒▒▒░░▒▒▓▓░░░░████
▒▒▒▒▒▒▒▒░░▒▒▒▒▒▒▒▒▒▒▒▒░░░░░░░░░░░░░░░░░░░░░░░░░░░░░░░░░░░░▒▒▒▒░░▒▒▒▒░░▒▒▒▒░░░░░░░░░░░░▒▒░░░░▒▒▒▒░░▒▒▒▒▒▒▒▒░░░░░░▒▒▒▒▒▒▒▒▒▒▒▒▒▒░░░░░░░░░░░░▒▒▒▒▒▒▒▒▒▒▒▒▒▒▒▒▒▒▒▒▒▒▓▓▒▒▓▓▒▒▒▒▒▒